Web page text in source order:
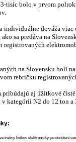
tisíc bolo v prvom
individuálne dováža viac
sa predáva na
registrovaných
na Slovensku boli
rebríčku
pribúdajú aj úžitkové
kategórii N2 do 12 ton
tretiny lístkov elektronicky, po donútení